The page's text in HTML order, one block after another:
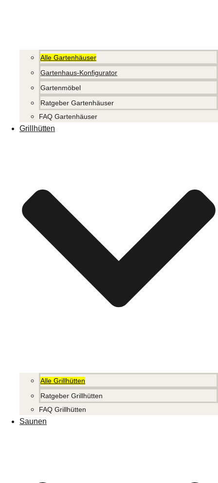
Alle Gartenhäuser
Gartenhaus-Konfigurator
Gartenmöbel
Ratgeber Gartenhäuser
FAQ Gartenhäuser
Grillhütten
Alle Grillhütten
Ratgeber Grillhütten
FAQ Grillhütten
Saunen